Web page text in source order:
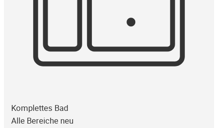
Komplettes Bad
Alle Bereiche neu